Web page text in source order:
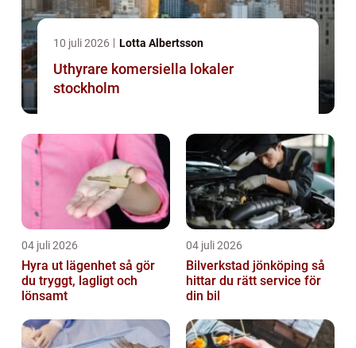
10 juli 2026 Lotta Albertsson
Uthyrare komersiella lokaler
stockholm
04 juli 2026
Hyra ut lägenhet så gör
du tryggt, lagligt och
lönsamt
04 juli 2026
Bilverkstad jönköping så
hittar du rätt service för
din bil